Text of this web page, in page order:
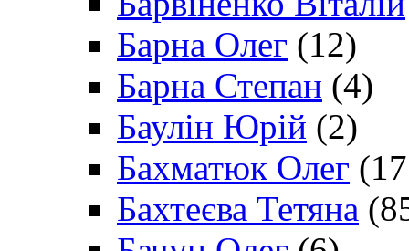
Барна Олег (12)
Барна Степан (4)
Баулін Юрій (2)
Бахматюк Олег
Бахтеєва Тетяна